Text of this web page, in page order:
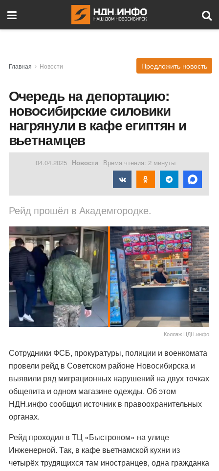
Главная Новости Предложить новость
Очередь на депортацию:
новосибирские силовики
нагрянули в кафе египтян и
вьетнамцев
04.04.2025 Новости Время чтения: 2 минуты
Рейд прошёл в Академгородке.
Коллаж НДН.инфо
Сотрудники ФСБ, прокуратуры, полиции и военкомата
провели рейд в Советском районе Новосибирска и
выявили ряд миграционных нарушений на двух точках
общепита и одном магазине одежды. Об этом
НДН.инфо сообщил источник в правоохранительных
органах.
Рейд проходил в ТЦ «Быстроном» на улице
Инженерной. Так, в кафе вьетнамской кухни из
четырёх трудящихся там иностранцев, одна гражданка